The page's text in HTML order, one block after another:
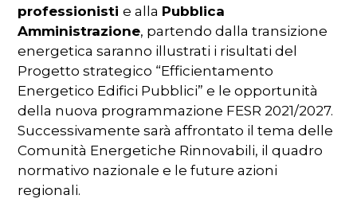
professionistie alla Pubblica
Amministrazione, partendo dalla transizione
energetica saranno illustrati i risultati del
Progetto strategico “Efficientamento
Energetico Edifici Pubblici” e le opportunità
della nuova programmazione FESR 2021/2027.
Successivamente sarà affrontato il tema delle
Comunità Energetiche Rinnovabili, il quadro
normativo nazionale e le future azioni
regionali.